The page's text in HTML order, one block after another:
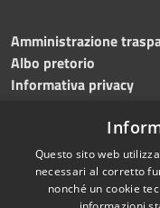
Amministrazione
Albo pretorio
Informativa privacy
Dichiarazione di
Questo sito web
necessari al corretto
nonché un cookie